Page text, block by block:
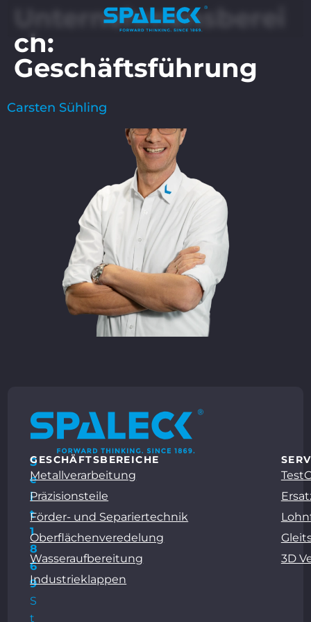
Unternehmensberei
ch:
Geschäftsführung
Carsten Sühling
S
e
i
t
1
8
6
9
S
t
GESCHÄFTSBEREICHE
Metallverarbeitung
Präzisionsteile
Förder- und Separiertechnik
Oberflächenveredelung
Wasseraufbereitung
Industrieklappen
3D